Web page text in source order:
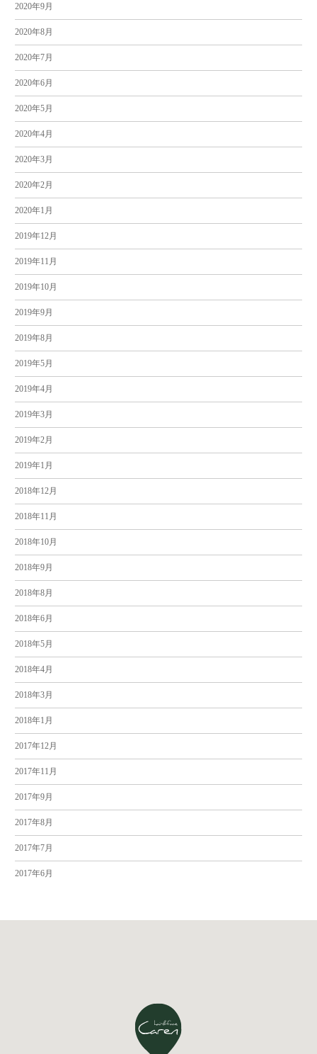
2020年9月
2020年8月
2020年7月
2020年6月
2020年5月
2020年4月
2020年3月
2020年2月
2020年1月
2019年12月
2019年11月
2019年10月
2019年9月
2019年8月
2019年5月
2019年4月
2019年3月
2019年2月
2019年1月
2018年12月
2018年11月
2018年10月
2018年9月
2018年8月
2018年6月
2018年5月
2018年4月
2018年3月
2018年1月
2017年12月
2017年11月
2017年9月
2017年8月
2017年7月
2017年6月